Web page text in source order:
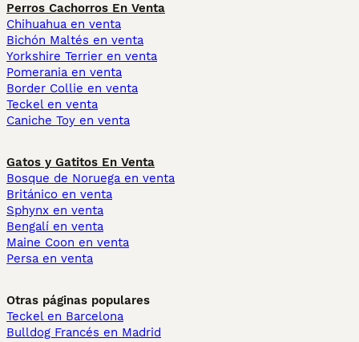
Perros Cachorros En Venta
Chihuahua en venta
Bichón Maltés en venta
Yorkshire Terrier en venta
Pomerania en venta
Border Collie en venta
Teckel en venta
Caniche Toy en venta
Gatos y Gatitos En Venta
Bosque de Noruega en venta
Británico en venta
Sphynx en venta
Bengalí en venta
Maine Coon en venta
Persa en venta
Otras páginas populares
Teckel en Barcelona
Bulldog Francés en Madrid